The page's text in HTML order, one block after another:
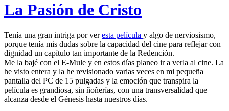
La Pasión de Cristo
Tenía una gran intriga por veresta película y algo de nerviosismo,
porque tenía mis dudas sobre la capacidad del cine para reflejar con
dignidad un capítulo tan importante de la Redención.
Me la bajé con el E-Mule y en estos días planeo ir a verla al cine. La
he visto entera y la he revisionado varias veces en mi pequeña
pantalla del PC de 15 pulgadas y la emoción que transpira la
película es grandiosa, sin ñoñerías, con una transversalidad que
alcanza desde el Génesis hasta nuestros días.